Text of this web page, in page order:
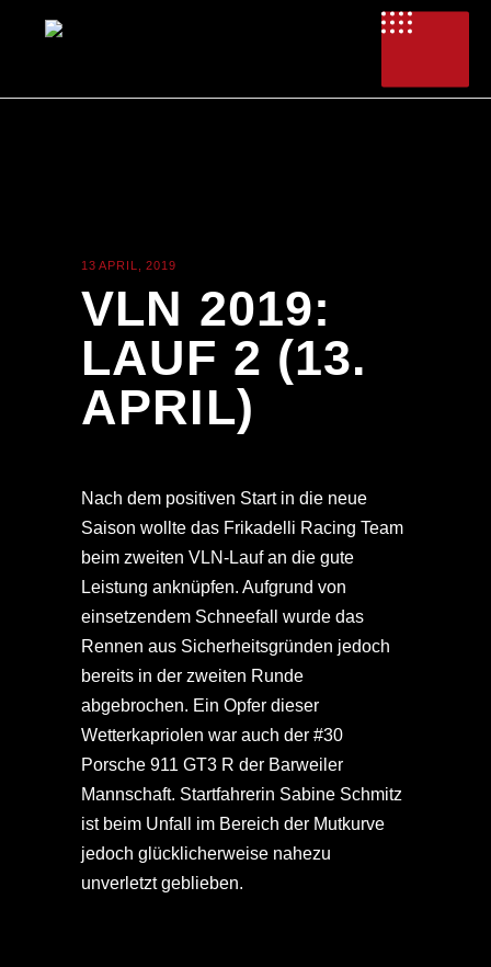
13 APRIL, 2019
VLN 2019:
LAUF 2 (13.
APRIL)
Nach dem positiven Start in die neue
Saison wollte das Frikadelli Racing Team
beim zweiten VLN-Lauf an die gute
Leistung anknüpfen. Aufgrund von
einsetzendem Schneefall wurde das
Rennen aus Sicherheitsgründen jedoch
bereits in der zweiten Runde
abgebrochen. Ein Opfer dieser
Wetterkapriolen war auch der #30
Porsche 911 GT3 R der Barweiler
Mannschaft. Startfahrerin Sabine Schmitz
ist beim Unfall im Bereich der Mutkurve
jedoch glücklicherweise nahezu
unverletzt geblieben.